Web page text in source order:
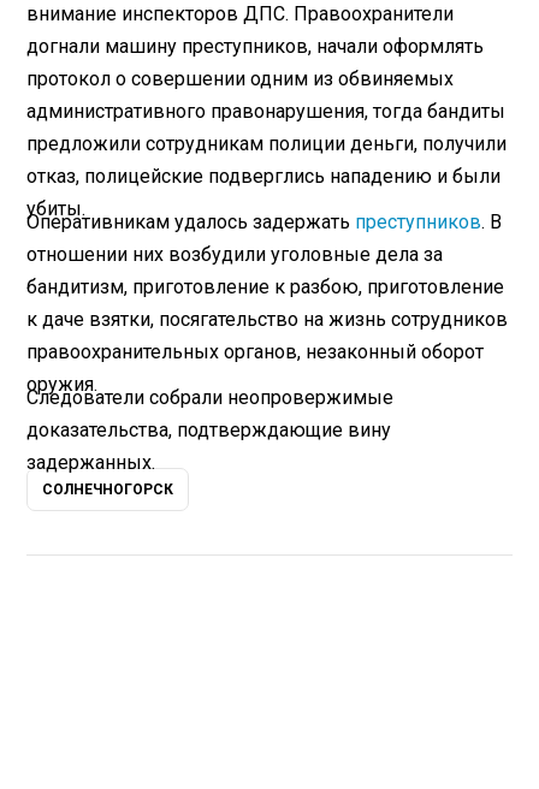
внимание инспекторов ДПС. Правоохранители
догнали машину преступников, начали оформлять
протокол о совершении одним из обвиняемых
административного правонарушения, тогда бандиты
предложили сотрудникам полиции деньги, получили
отказ, полицейские подверглись нападению и были
убиты.
Оперативникам удалось задержать преступников. В
отношении них возбудили уголовные дела за
бандитизм, приготовление к разбою, приготовление
к даче взятки, посягательство на жизнь сотрудников
правоохранительных органов, незаконный оборот
оружия.
Следователи собрали неопровержимые
доказательства, подтверждающие вину
задержанных.
СОЛНЕЧНОГОРСК